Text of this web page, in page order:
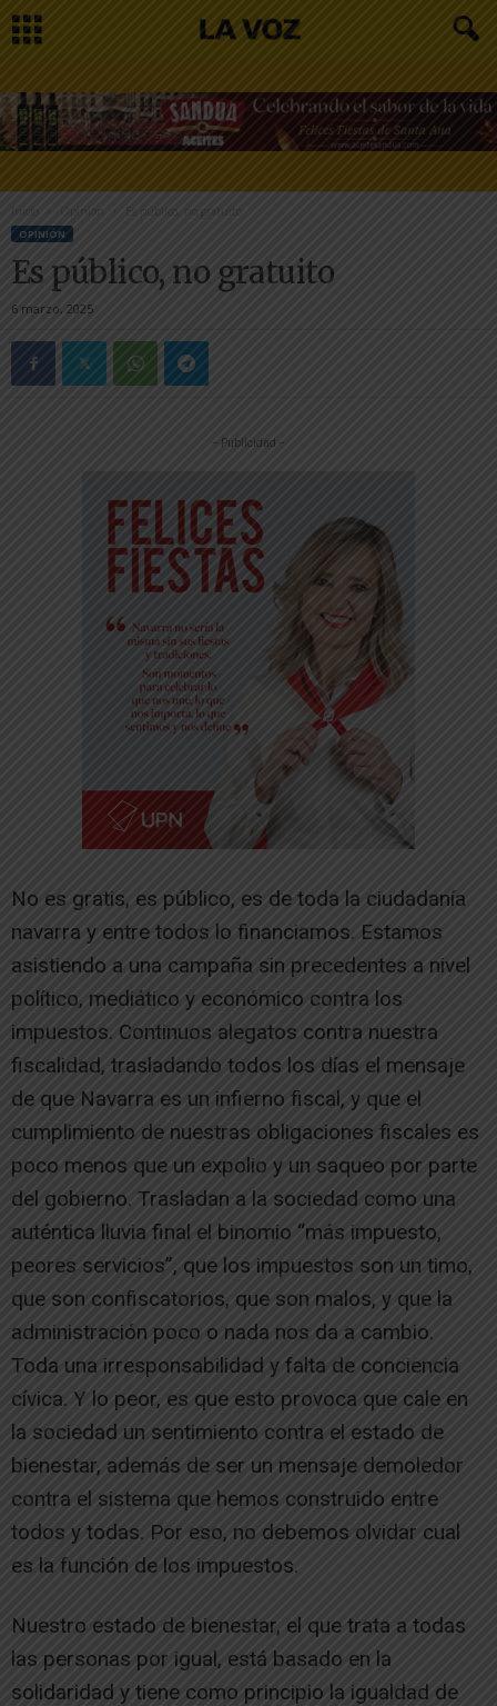
Inicio Opinión Es público, no gratuito
OPINIÓN
Es público, no gratuito
6 marzo, 2025
-- Publicidad --
No es gratis, es público, es de toda la ciudadanía
navarra y entre todos lo financiamos. Estamos
asistiendo a una campaña sin precedentes a nivel
político, mediático y económico contra los
impuestos. Continuos alegatos contra nuestra
fiscalidad, trasladando todos los días el mensaje
de que Navarra es un infierno fiscal, y que el
cumplimiento de nuestras obligaciones fiscales es
poco menos que un expolio y un saqueo por parte
del gobierno. Trasladan a la sociedad como una
auténtica lluvia final el binomio “más impuesto,
peores servicios”, que los impuestos son un timo,
que son confiscatorios, que son malos, y que la
administración poco o nada nos da a cambio.
Toda una irresponsabilidad y falta de conciencia
cívica. Y lo peor, es que esto provoca que cale en
la sociedad un sentimiento contra el estado de
bienestar, además de ser un mensaje demoledor
contra el sistema que hemos construido entre
todos y todas. Por eso, no debemos olvidar cual
es la función de los impuestos.
Nuestro estado de bienestar, el que trata a todas
las personas por igual, está basado en la
solidaridad y tiene como principio la igualdad de